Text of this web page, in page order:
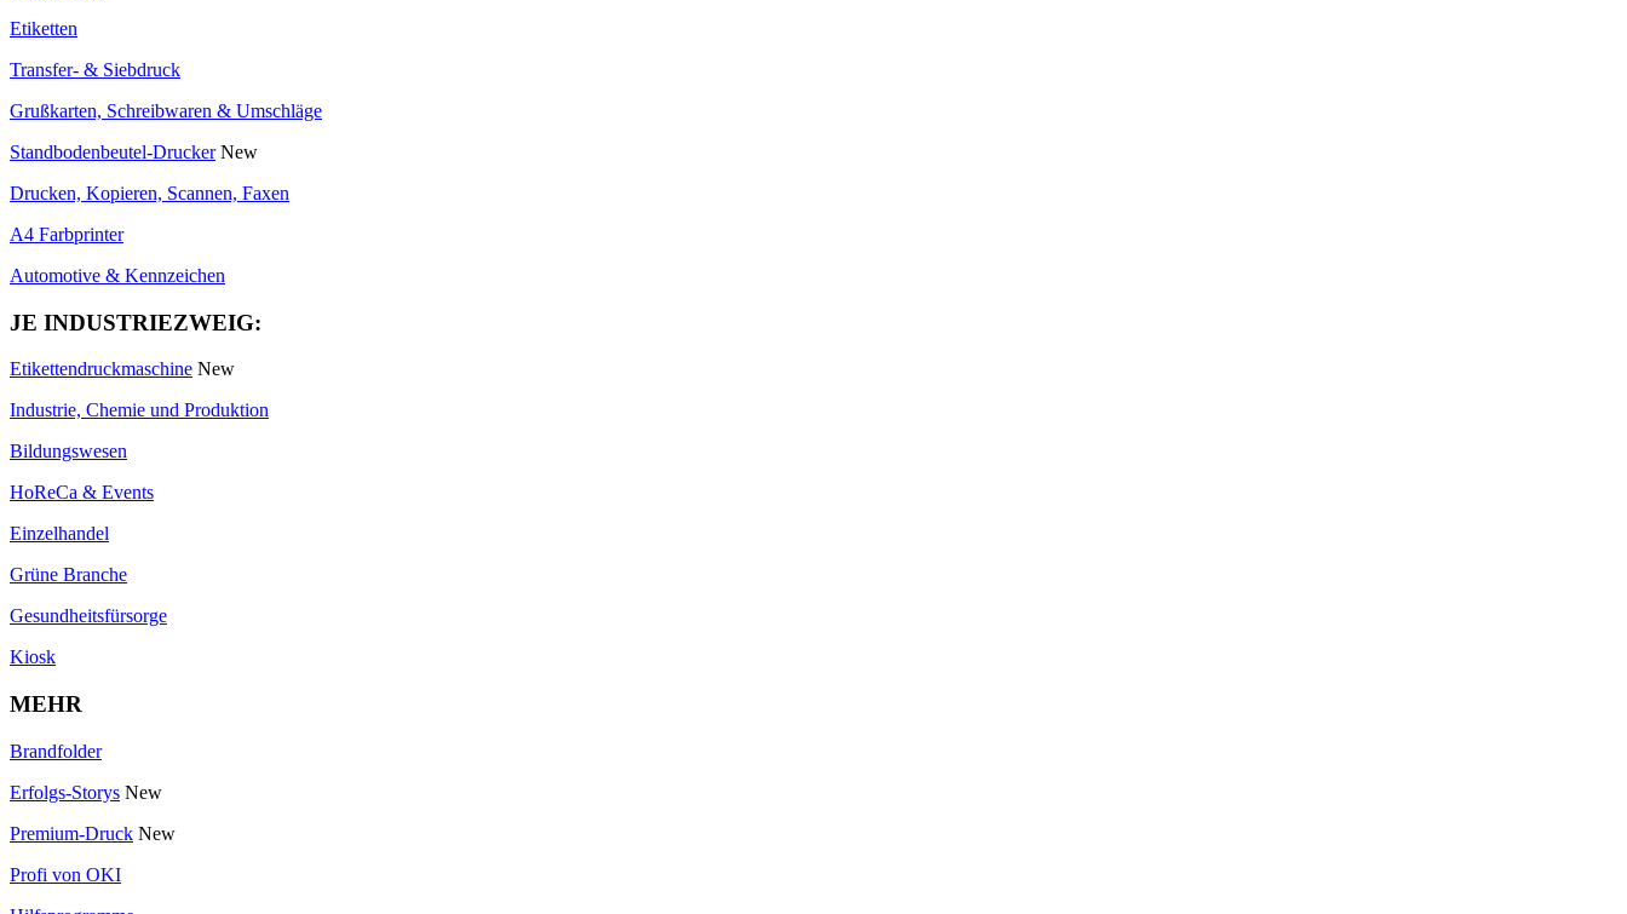
Etiketten
Transfer- & Siebdruck
Grußkarten, Schreibwaren & Umschläge
Standbodenbeutel-Drucker New
Drucken, Kopieren, Scannen, Faxen
A4 Farbprinter
Automotive & Kennzeichen
JE INDUSTRIEZWEIG:
Etikettendruckmaschine New
Industrie, Chemie und Produktion
Bildungswesen
HoReCa & Events
Einzelhandel
Grüne Branche
Gesundheitsfürsorge
Kiosk
MEHR
Brandfolder
Erfolgs-Storys New
Premium-Druck New
Profi von OKI